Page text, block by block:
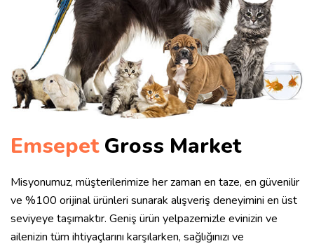
EmsepetGross Market
Misyonumuz, müşterilerimize her zaman en taze, en güvenilir
ve %100 orijinal ürünleri sunarak alışveriş deneyimini en üst
seviyeye taşımaktır. Geniş ürün yelpazemizle evinizin ve
ailenizin tüm ihtiyaçlarını karşılarken, sağlığınızı ve